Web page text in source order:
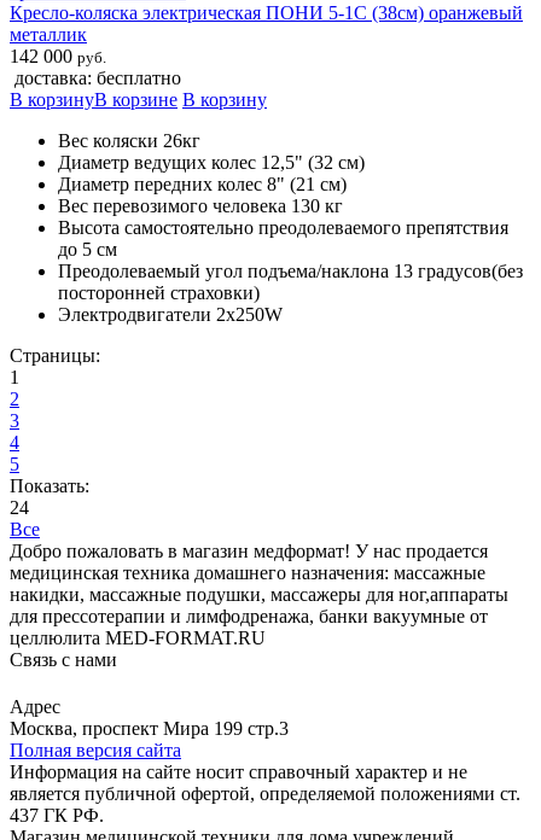
Кресло-коляска электрическая ПОНИ 5-1С (38см) оранжевый
металлик
142 000 руб.
доставка: бесплатно
В корзинуВ корзине В корзину
Вес коляски 26кг
Диаметр ведущих колес 12,5" (32 см)
Диаметр передних колес 8" (21 см)
Вес перевозимого человека 130 кг
Высота самостоятельно преодолеваемого препятствия
до 5 см
Преодолеваемый угол подъема/наклона 13 градусов(без
посторонней страховки)
Электродвигатели 2х250W
Страницы:
1
2
3
4
5
Показать:
24
Все
Добро пожаловать в магазин медформат! У нас продается
медицинская техника домашнего назначения: массажные
накидки, массажные подушки, массажеры для ног,аппараты
для прессотерапии и лимфодренажа, банки вакуумные от
целлюлита MED-FORMAT.RU
Связь с нами
Адрес
Москва, проспект Мира 199 стр.3
Полная версия сайта
Информация на сайте носит справочный характер и не
является публичной офертой, определяемой положениями ст.
437 ГК РФ.